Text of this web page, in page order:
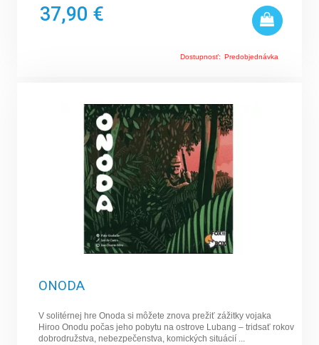
37,90 €
Dostupnosť: Predobjednávka
ONODA
V solitérnej hre Onoda si môžete znova prežiť zážitky vojaka
Hiroo Onodu počas jeho pobytu na ostrove Lubang – tridsať rokov
dobrodružstva, nebezpečenstva, komických situácií ...